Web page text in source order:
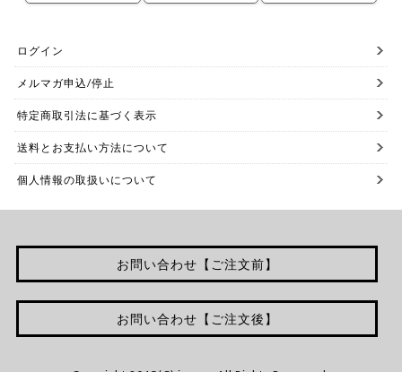
ログイン
メルマガ申込/停止
特定商取引法に基づく表示
送料とお支払い方法について
個人情報の取扱いについて
お問い合わせ【ご注文前】
お問い合わせ【ご注文後】